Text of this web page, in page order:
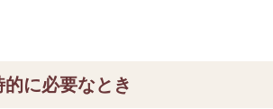
に必要なとき